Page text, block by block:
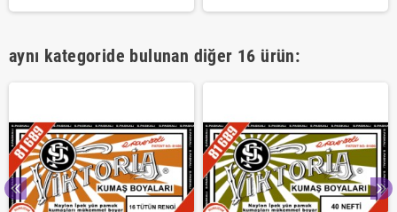
aynı kategoride bulunan diğer 16 ürün: